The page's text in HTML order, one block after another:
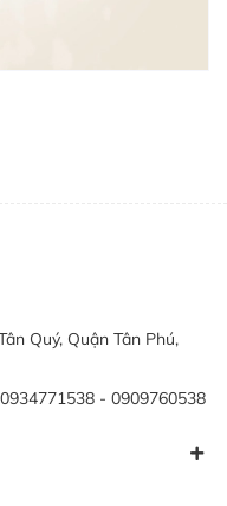
Quý, Quận Tân Phú,
0934771538 0909760538